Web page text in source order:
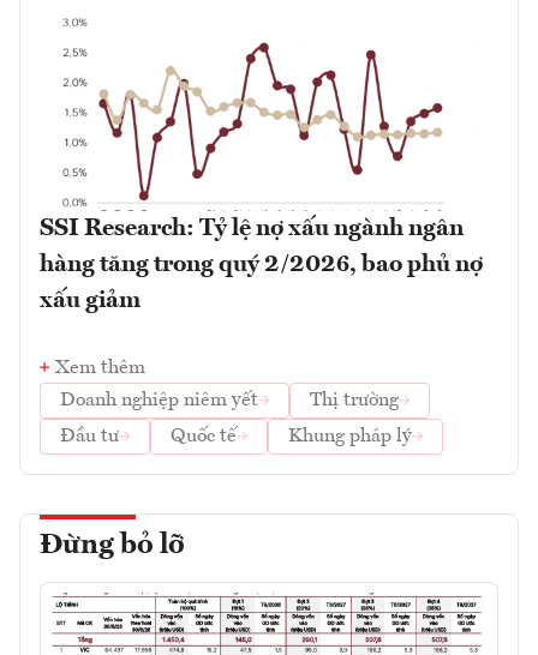
SSI Research: Tỷ lệ nợ xấu ngành ngân
hàng tăng trong quý 2/2026, bao phủ nợ
xấu giảm
Xem thêm
Doanh nghiệp niêm yết
Thị trường
Đầu tư
Quốc tế Khung pháp lý
Đừng bỏ lỡ